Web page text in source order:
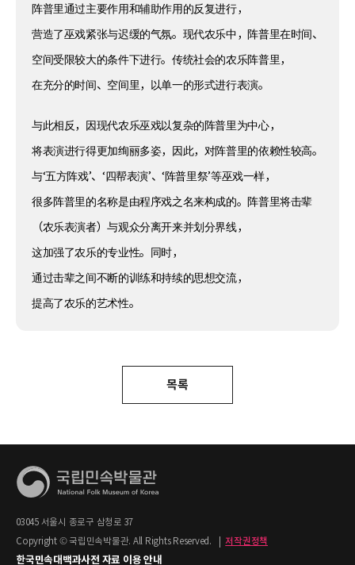
阵普里通过主要作用和辅助作用的反复进行，
营造了巫戏紧张与迟缓的气氛。现代农乐中，阵普里在时间、
空间受限较大的条件下进行。传统社会的农乐阵普里，
在充分的时间、空间里，以单一的形式进行表演。
与此相反，因现代农乐巫戏以复杂的阵普里为中心，
将表演进行得更加绚丽多姿，因此，对阵普里的依赖性较高。
与‘五方阵戏’、‘四帮表演’、‘阵普里祭’等巫戏一样，
很多阵普里的名称是由程序戏之名来构成的。阵普里将击辈
（农乐表演者）与观众分离开来并划分界线，
这加强了农乐的专业性。同时，
通过击辈之间不断的训练和持续的思想交流，
提高了农乐的艺术性。
목록
03045 서울시 종로구 삼청로 37
Copyright © 국립민속박물관. All Rights Reserved.
저작권정책
한국민속대백과사전 자료 이용 안내